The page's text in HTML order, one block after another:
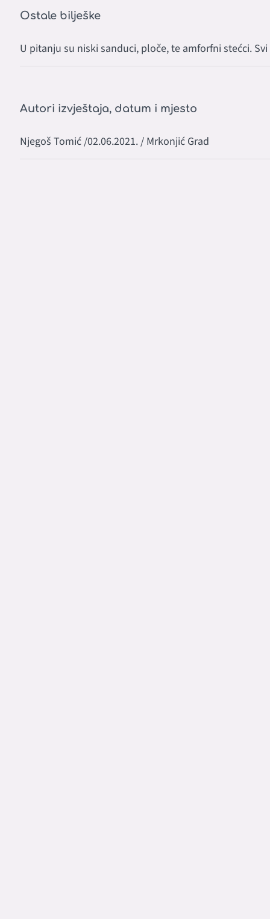
Ostale bilješke
U pitanju su niski sanduci, ploče, te amforfni stećci.
Autori izvještaja, datum i mjesto
Njegoš Tomić /02.06.2021. / Mrkonjić Grad